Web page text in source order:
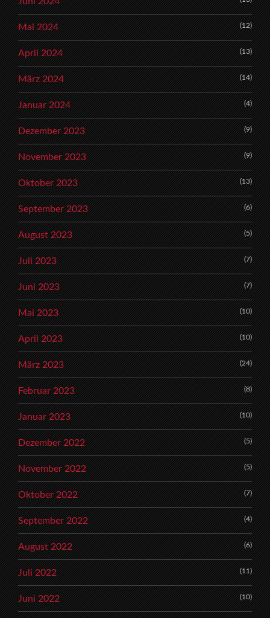
Mai 2024 (12)
April 2024 (13)
März 2024 (14)
Januar 2024 (4)
Dezember 2023 (9)
November 2023 (9)
Oktober 2023 (13)
September 2023 (6)
August 2023 (5)
Juli 2023 (7)
Juni 2023 (7)
Mai 2023 (10)
April 2023 (10)
März 2023 (24)
Februar 2023 (8)
Januar 2023 (10)
Dezember 2022 (5)
November 2022 (5)
Oktober 2022 (7)
September 2022 (4)
August 2022 (6)
Juli 2022 (11)
Juni 2022 (10)